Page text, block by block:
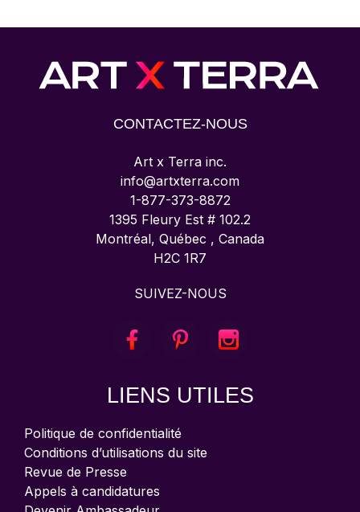
CONTACTEZ-NOUS
Art x Terra inc.
info@artxterra.com
1-877-373-8872
1395 Fleury Est # 102.2
Montréal, Québec , Canada
H2C 1R7
SUIVEZ-NOUS
LIENS UTILES
Politique de confidentialité
Conditions d’utilisations du site
Revue de Presse
Appels à candidatures